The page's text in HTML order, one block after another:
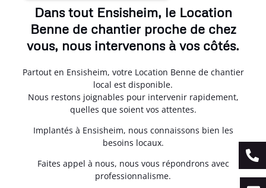
Dans tout Ensisheim, le Location
Benne de chantier proche de chez
vous, nous intervenons à vos côtés.
Partout en Ensisheim, votre Location Benne de chantier
local est disponible.
Nous restons joignables pour intervenir rapidement,
quelles que soient vos attentes.
Implantés à Ensisheim, nous connaissons bien les
besoins locaux.
Faites appel à nous, nous vous répondrons avec
professionnalisme.